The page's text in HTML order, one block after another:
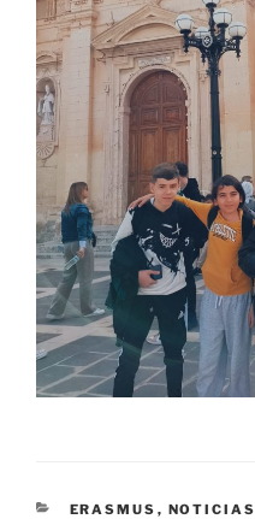
CATEGORÍAS
ERASMUS , NOTICIAS